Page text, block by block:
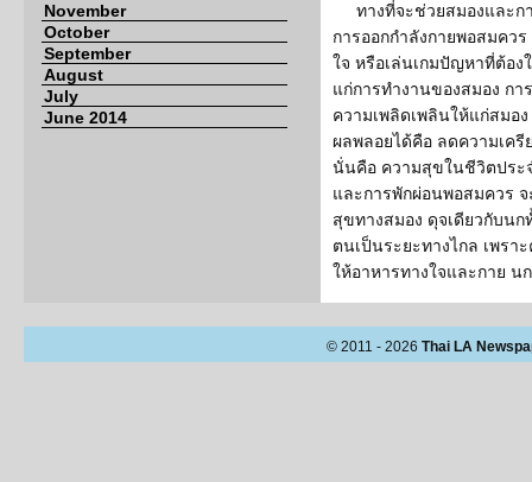
November
October
September
August
July
June 2014
ทางที่จะช่วยสมองและก
การออกกำลังกายพอสมคว
ใจ หรือเล่นเกมปัญหาที่ต้อ
แก่การทำงานของสมอง ก
ความเพลิดเพลินให้แก่สมอ
ผลพลอยได้คือ ลดความเค
นั่นคือ ความสุขในชีวิตประ
และการพักผ่อนพอสมควร
สุขทางสมอง ดุจเดียวกับน
ตนเป็นระยะทางไกล เพรา
ให้อาหารทางใจและกาย น
© 2011 - 2026 Thai LA